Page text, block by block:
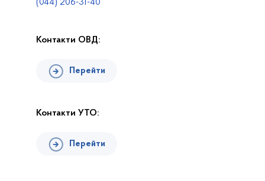
(044) 206-31-40
Контакти ОВД:
Перейти
Контакти УТО:
Перейти